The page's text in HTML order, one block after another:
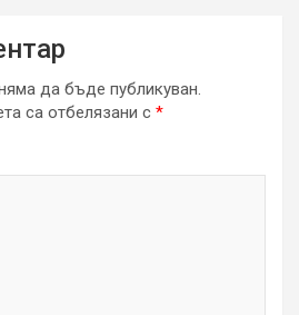
да бъде публикуван.
са отбелязани с *